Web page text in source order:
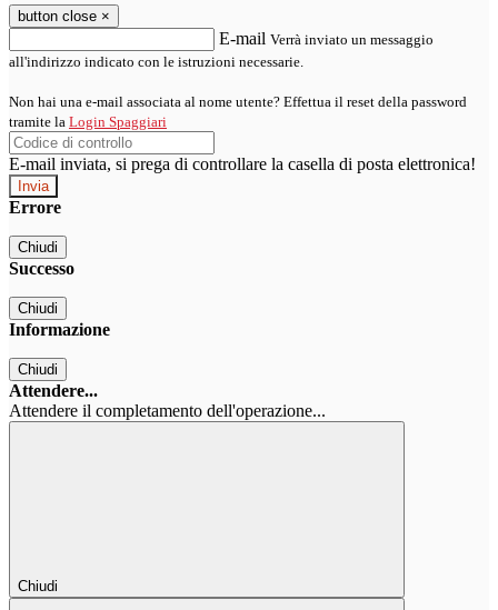
button close ×
E-mail Verrà inviato un messaggio
all'indirizzo indicato con le istruzioni necessarie.
Non hai una e-mail associata al nome utente? Effettua il reset della password
tramite la Login Spaggiari
E-mail inviata, si prega di controllare la casella di posta elettronica!
Errore
Chiudi
Successo
Chiudi
Informazione
Chiudi
Attendere...
Attendere il completamento dell'operazione...
Chiudi